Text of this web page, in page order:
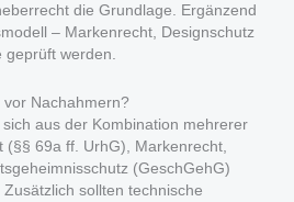
die Grundlage. Ergänzend
– Markenrecht, Designschutz
werden.
vor Nachahmern?
aus der Kombination mehrerer
69a ff. UrhG), Markenrecht,
(GeschGehG)
sollten technische